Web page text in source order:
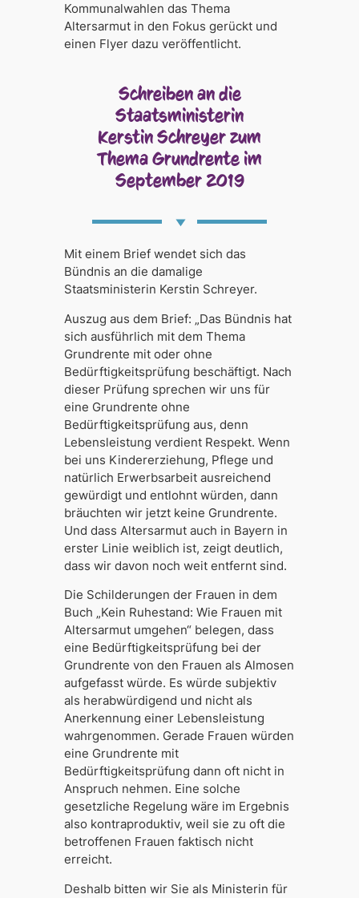
Kommunalwahlen das Thema
Altersarmut in den Fokus gerückt und
einen Flyer dazu veröffentlicht.
Schreiben an die
Staatsministerin
Kerstin Schreyer zum
Thema Grundrente im
September 2019
Mit einem Brief wendet sich das
Bündnis an die damalige
Staatsministerin Kerstin Schreyer.
Auszug aus dem Brief: „Das Bündnis hat
sich ausführlich mit dem Thema
Grundrente mit oder ohne
Bedürftigkeitsprüfung beschäftigt. Nach
dieser Prüfung sprechen wir uns für
eine Grundrente ohne
Bedürftigkeitsprüfung aus, denn
Lebensleistung verdient Respekt. Wenn
bei uns Kindererziehung, Pflege und
natürlich Erwerbsarbeit ausreichend
gewürdigt und entlohnt würden, dann
bräuchten wir jetzt keine Grundrente.
Und dass Altersarmut auch in Bayern in
erster Linie weiblich ist, zeigt deutlich,
dass wir davon noch weit entfernt sind.
Die Schilderungen der Frauen in dem
Buch „Kein Ruhestand: Wie Frauen mit
Altersarmut umgehen“ belegen, dass
eine Bedürftigkeitsprüfung bei der
Grundrente von den Frauen als Almosen
aufgefasst würde. Es würde subjektiv
als herabwürdigend und nicht als
Anerkennung einer Lebensleistung
wahrgenommen. Gerade Frauen würden
eine Grundrente mit
Bedürftigkeitsprüfung dann oft nicht in
Anspruch nehmen. Eine solche
gesetzliche Regelung wäre im Ergebnis
also kontraproduktiv, weil sie zu oft die
betroffenen Frauen faktisch nicht
erreicht.
Deshalb bitten wir Sie als Ministerin für